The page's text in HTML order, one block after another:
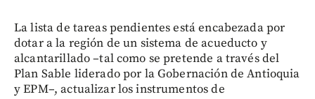
La lista de tareas pendientes está encabezada por
dotar a la región de un sistema de acueducto y
alcantarillado –tal como se pretende a través del
Plan Sable liderado por la Gobernación de Antioquia
y EPM–, actualizar los instrumentos de